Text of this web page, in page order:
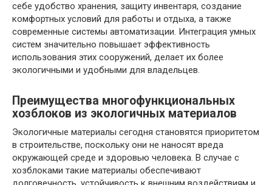
себе удобство хранения, защиту инвентаря, создание
комфортных условий для работы и отдыха, а также
современные системы автоматизации. Интеграция умных
систем значительно повышает эффективность
использования этих сооружений, делает их более
экологичными и удобными для владельцев.
Преимущества многофункциональных
хозблоков из экологичных материалов
Экологичные материалы сегодня становятся приоритетом
в строительстве, поскольку они не наносят вреда
окружающей среде и здоровью человека. В случае с
хозблоками такие материалы обеспечивают